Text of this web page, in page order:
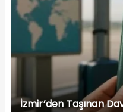
İzmir’den Taşınan